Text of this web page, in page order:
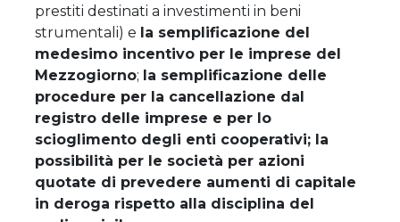
prestiti destinati a investimenti in beni
strumentali) e la semplificazione del
medesimo incentivo per le imprese del
Mezzogiorno; la semplificazione delle
procedure per la cancellazione dal
registro delle imprese e per lo
scioglimento degli enti cooperativi; la
possibilità per le società per azioni
quotate di prevedere aumenti di capitale
in deroga rispetto alla disciplina del